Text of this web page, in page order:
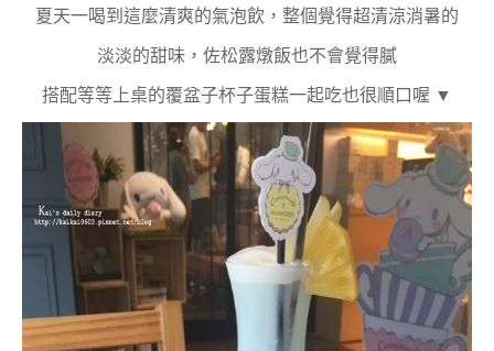
夏天一喝到這麼清爽的氣泡飲，整個覺得超清涼消暑的
淡淡的甜味，佐松露燉飯也不會覺得膩
搭配等等上桌的覆盆子杯子蛋糕一起吃也很順口喔 ▼